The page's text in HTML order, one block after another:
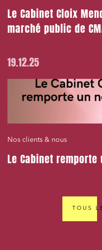
Le Cabinet Cloix
marché public de
19.12.25
Nos clients & nous
Le Cabinet
TOUS